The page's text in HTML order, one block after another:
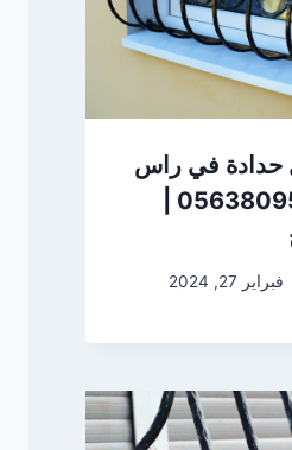
حدادة في راس
فبراير 27, 2024